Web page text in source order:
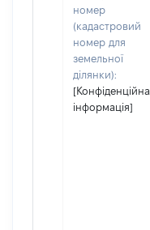
номер
(кадастровий
номер для
земельної
ділянки):
[Конфіденційна
інформація]